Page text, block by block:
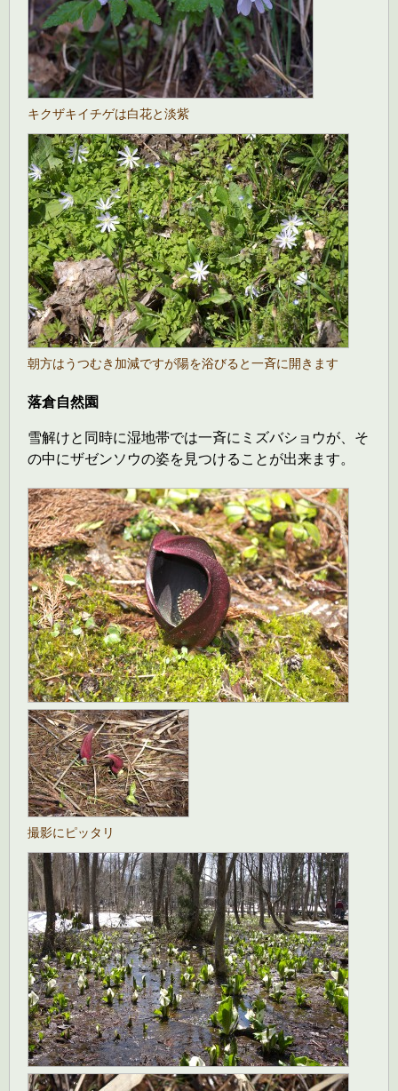
キクザキイチゲは白花と淡紫
朝方はうつむき加減ですが陽を浴びると一斉に開きます
落倉自然園
雪解けと同時に湿地帯では一斉にミズバショウが、そ
の中にザゼンソウの姿を見つけることが出来ます。
撮影にピッタリ